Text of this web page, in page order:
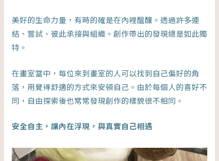
美好的生命力量，有時的確是在內裡醞釀。透過許多連
結、嘗試、彼此承接與組織。創作帶出的發現總是如此獨
特。
在畫室當中，每位來到畫室的人可以找到自己偏好的角
落，用覺得舒適的方式來安頓自己。由於每個人的喜好不
同，自由探索後也常常發現創作的樣貌很不相同。
安全自主，讓內在浮現，與真實自己相遇